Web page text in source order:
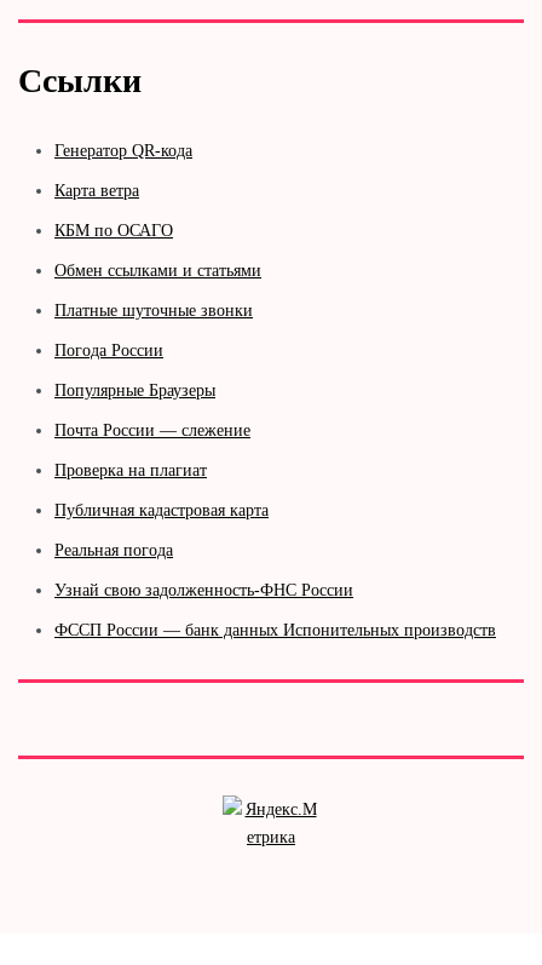
Ссылки
Генератор QR-кода
Карта ветра
КБМ по ОСАГО
Обмен ссылками и статьями
Платные шуточные звонки
Погода России
Популярные Браузеры
Почта России — слежение
Проверка на плагиат
Публичная кадастровая карта
Реальная погода
Узнай свою задолженность-ФНС России
ФССП России — банк данных Испонительных производств